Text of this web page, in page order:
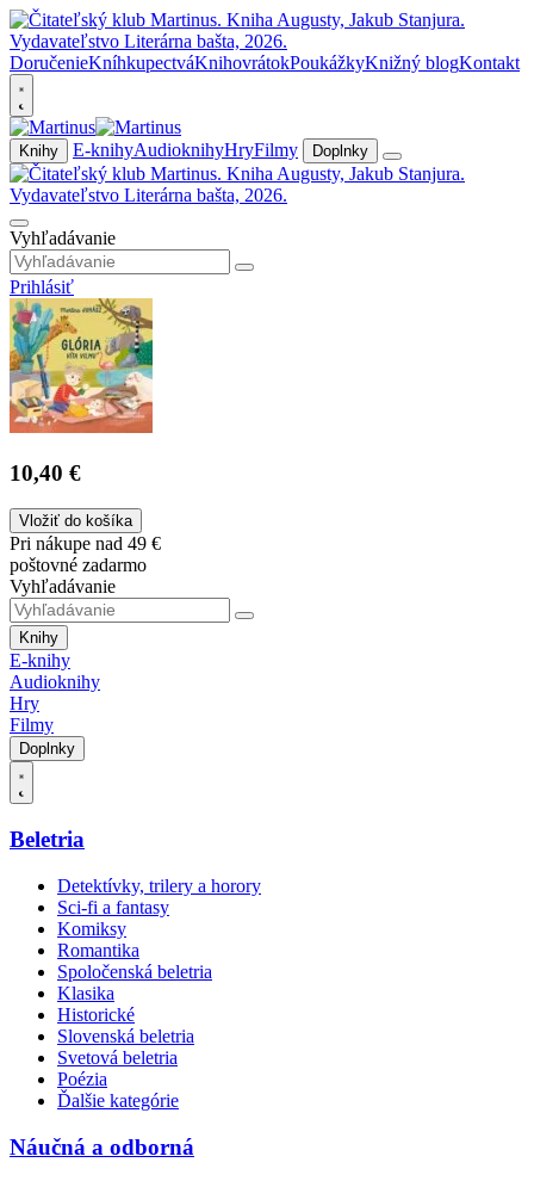
DoručenieKníhkupectváKnihovrátokPoukážkyKnižný blogKontakt
Knihy E-knihyAudioknihyHryFilmy Doplnky
Vyhľadávanie
Prihlásiť
10,40 €
Vložiť do košíka
Pri nákupe nad 49 €
poštovné zadarmo
Vyhľadávanie
Knihy
E-knihy
Audioknihy
Hry
Filmy
Doplnky
Beletria
Detektívky, trilery a horory
Sci-fi a fantasy
Komiksy
Romantika
Spoločenská beletria
Klasika
Historické
Slovenská beletria
Svetová beletria
Poézia
Ďalšie kategórie
Náučná a odborná